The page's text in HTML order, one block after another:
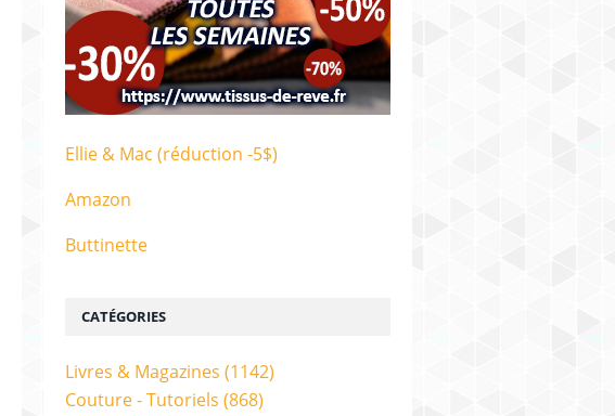
CATÉGORIES
Livres & Magazines (1142)
Couture - Tutoriels (868)
Ellie & Mac (réduction -5$)
Amazon
Buttinette